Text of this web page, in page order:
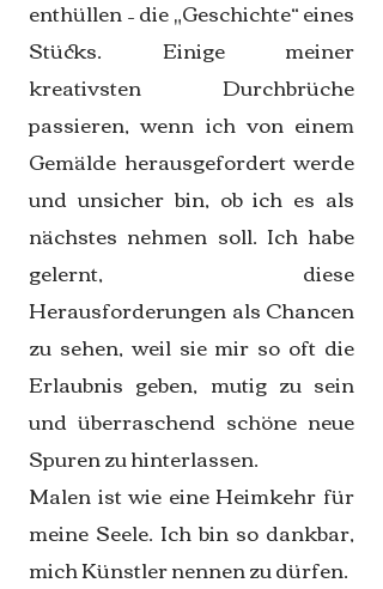
enthüllen – die „Geschichte“ eines
Stücks. Einige meiner
kreativsten Durchbrüche
passieren, wenn ich von einem
Gemälde herausgefordert werde
und unsicher bin, ob ich es als
nächstes nehmen soll. Ich habe
gelernt, diese
Herausforderungen als Chancen
zu sehen, weil sie mir so oft die
Erlaubnis geben, mutig zu sein
und überraschend schöne neue
Spuren zu hinterlassen.
Malen ist wie eine Heimkehr für
meine Seele. Ich bin so dankbar,
mich Künstler nennen zu dürfen.